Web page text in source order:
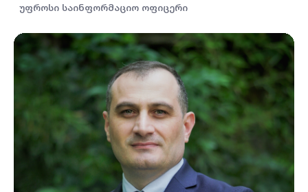
უფროსი საინფორმაციო ოფიცერი